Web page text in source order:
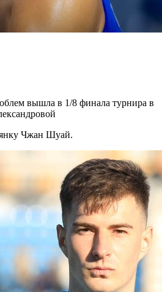
вышла в 1/8 финала турнира в
Чжан Шуай.